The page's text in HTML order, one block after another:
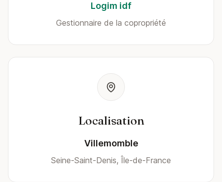
Logim idf
Gestionnaire de la copropriété
Localisation
Villemomble
Seine-Saint-Denis, Île-de-France